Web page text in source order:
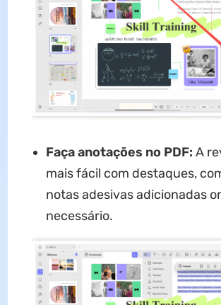
Faça anotações no PDF: A
mais fácil com destaques,
notas adesivas adicionadas
necessário.